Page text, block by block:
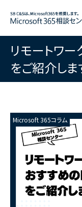
リモートワ
をご紹介しま
Microsoft 365コラム